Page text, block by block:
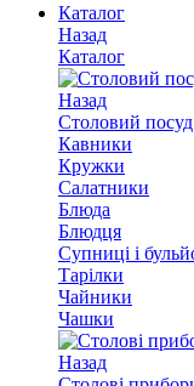
Каталог
Назад
Каталог
Назад
Столовий посуд
Кавники
Кружки
Салатники
Блюда
Блюдця
Супниці і
Тарілки
Чайники
Чашки
Назад